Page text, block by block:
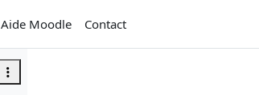
Aide Moodle Contact